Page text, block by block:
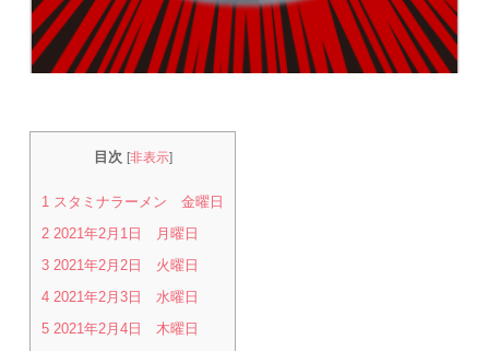
目次 [非表示]
1 スタミナラーメン 金曜日
2 2021年2月1日 月曜日
3 2021年2月2日 火曜日
4 2021年2月3日 水曜日
5 2021年2月4日 木曜日